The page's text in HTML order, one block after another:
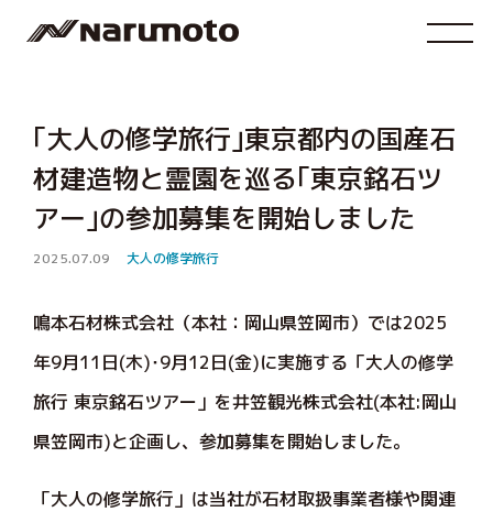
｢大人の修学旅行｣東京都内の国産石
材建造物と霊園を巡る｢東京銘石ツ
アー｣の参加募集を開始しました
2025.07.09 大人の修学旅行
鳴本石材株式会社（本社：岡山県笠岡市）では2025
年9月11日(木)･9月12日(金)に実施する「大人の修学
旅行 東京銘石ツアー」を井笠観光株式会社(本社:岡山
県笠岡市)と企画し、参加募集を開始しました。
「大人の修学旅行」は当社が石材取扱事業者様や関連